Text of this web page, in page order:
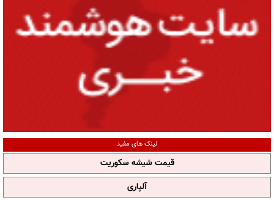
لینک های مفید
قیمت شیشه سکوریت
آلپاری